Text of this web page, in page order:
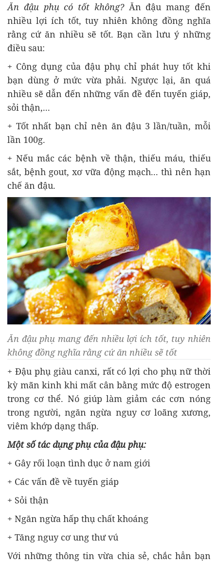
Ăn đậu phụ có tốt không?Ăn đậu mang đến
nhiều lợi ích tốt, tuy nhiên không đồng nghĩa
rằng cứ ăn nhiều sẽ tốt. Bạn cần lưu ý những
điều sau:
+ Công dụng của đậu phụ chỉ phát huy tốt khi
bạn dùng ở mức vừa phải. Ngược lại, ăn quá
nhiều sẽ dẫn đến những vấn đề đến tuyến giáp,
sỏi thận,...
+ Tốt nhất bạn chỉ nên ăn đậu 3 lần/tuần, mỗi
lần 100g.
+ Nếu mắc các bệnh về thận, thiếu máu, thiếu
sắt, bệnh gout, xơ vữa động mạch... thì nên hạn
chế ăn đậu.
Ăn đậu phụ mang đến nhiều lợi ích tốt, tuy nhiên
không đồng nghĩa rằng cứ ăn nhiều sẽ tốt
+ Đậu phụ giàu canxi, rất có lợi cho phụ nữ thời
kỳ mãn kinh khi mất cân bằng mức độ estrogen
trong cơ thể. Nó giúp làm giảm các cơn nóng
trong người, ngăn ngừa nguy cơ loãng xương,
viêm khớp dạng thấp.
Một số tác dụng phụ của đậu phụ:
+ Gây rối loạn tình dục ở nam giới
+ Các vấn đề về tuyến giáp
+ Sỏi thận
+ Ngăn ngừa hấp thụ chất khoáng
+ Tăng nguy cơ ung thư vú
Với những thông tin vừa chia sẻ, chắc hẳn bạn